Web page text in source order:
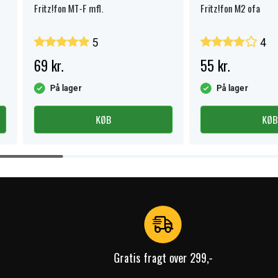
Fritz!fon MT-F mfl.
5
69 kr.
På lager
KØB
Fritz!fon M2 ofa
4
55 kr.
På lager
KØB
Gratis fragt over 299,-